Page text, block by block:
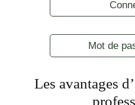
Mot de
Les avantages